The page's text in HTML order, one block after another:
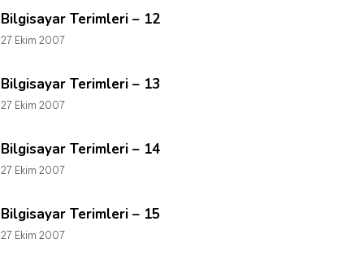
Bilgisayar Terimleri – 12
27 Ekim 2007
Bilgisayar Terimleri – 13
27 Ekim 2007
Bilgisayar Terimleri – 14
27 Ekim 2007
Bilgisayar Terimleri – 15
27 Ekim 2007